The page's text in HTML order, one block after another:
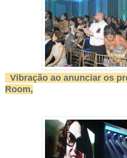
Vibração ao anunciar os
Room,